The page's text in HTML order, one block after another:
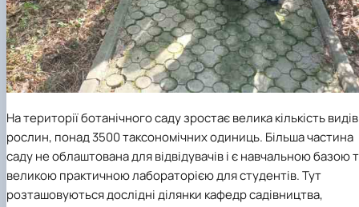
На території ботанічного саду зростає велика кількість видів
рослин, понад 3500 таксономічних одиниць. Більша частина
саду не облаштована для відвідувачів і є навчальною базою
великою практичною лабораторією для студентів. Тут
розташовуються дослідні ділянки кафедр садівництва,